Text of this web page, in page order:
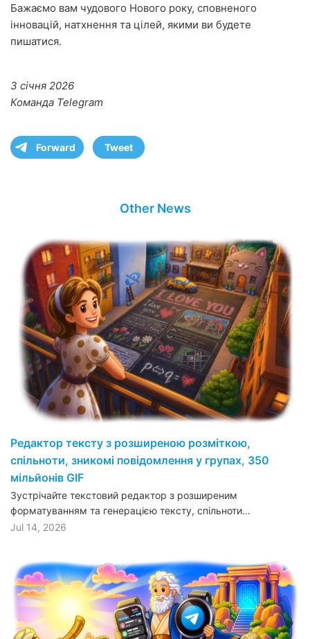
Бажаємо вам чудового Нового року, сповненого
інновацій, натхнення та цілей, якими ви будете
пишатися.
3 січня 2026
Команда Telegram
Forward Tweet
Other News
Редактор тексту з розширеною розміткою,
спільноти, зникомі повідомлення у групах, 350
мільйонів GIF
Зустрічайте текстовий редактор з розширеним
форматуванням та генерацією тексту, спільноти…
Jul 14, 2026